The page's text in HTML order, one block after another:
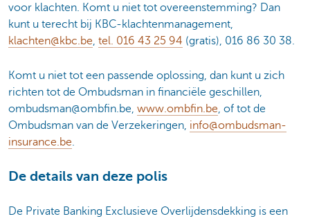
voor klachten. Komt u niet tot overeenstemming? Dan
kunt u terecht bij KBC-klachtenmanagement,
klachten@kbc.be, tel. 016 43 25 94 (gratis), 016 86 30 38.
Komt u niet tot een passende oplossing, dan kunt u zich
richten tot de Ombudsman in financiële geschillen,
ombudsman@ombfin.be, www.ombfin.be, of tot de
Ombudsman van de Verzekeringen, info@ombudsman-
insurance.be.
De details van deze polis
De Private Banking Exclusieve Overlijdensdekking is een